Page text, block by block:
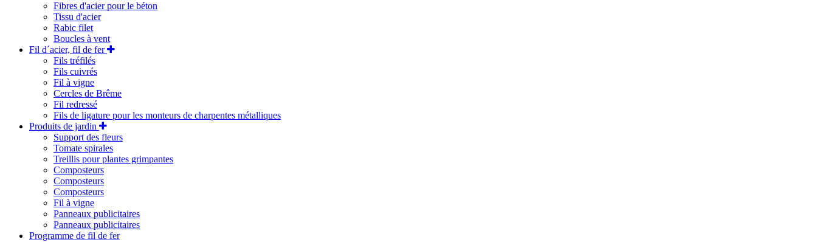
Fibres d'acier pour le béton
Tissu d'acier
Rabic filet
Boucles à vent
Fil d´acier, fil de fer
Fils tréfilés
Fils cuivrés
Fil à vigne
Cercles de Brême
Fil redressé
Fils de ligature pour les monteurs de charpentes métalliques
Produits de jardin
Support des fleurs
Tomate spirales
Treillis pour plantes grimpantes
Composteurs
Composteurs
Composteurs
Fil à vigne
Panneaux publicitaires
Panneaux publicitaires
Programme de fil de fer